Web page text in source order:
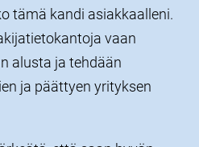
tämä kandi asiakkaalleni.
vaan
alusta ja tehdään
ja päättyen yrityksen